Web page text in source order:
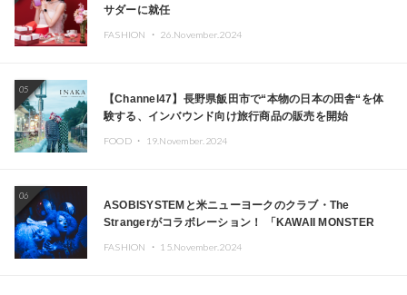
サダーに就任
FASHION ・ 26.November.2024
05
【Channel47】長野県飯田市で“本物の日本の田舎“を体
験する、インバウンド向け旅行商品の販売を開始
FOOD ・ 19.November.2024
06
ASOBISYSTEMと米ニューヨークのクラブ・The
Strangerがコラボレーション！ 「KAWAII MONSTER
FASHION ・ 15.November.2024